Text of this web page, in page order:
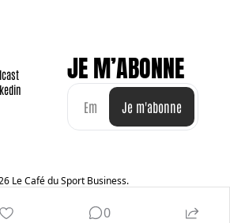
JE M’ABONNE
Je m'abonne
Le Café du Sport Business.
0